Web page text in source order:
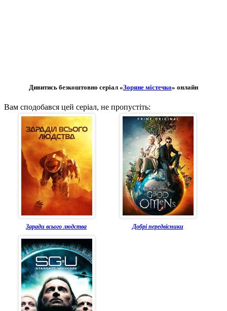
Дивитись безкоштовно серіал «Зоряне містечко» онлайн
Вам сподобався цей серіал, не пропустіть:
Заради всього людства Добрі передвісники